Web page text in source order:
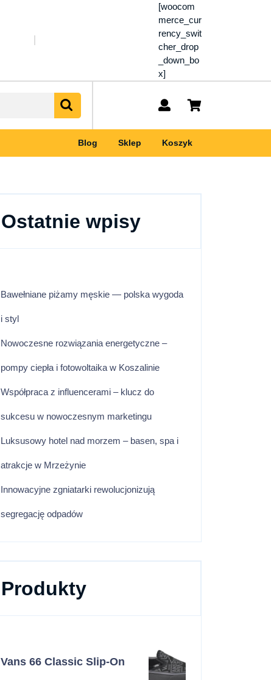
[woocom
merce_cur
rency_swit
cher_drop
_down_bo
x]
My
Blog Sklep Koszyk
Ostatnie wpisy
Bawełniane piżamy męskie — polska wygoda
i styl
Nowoczesne rozwiązania energetyczne –
pompy ciepła i fotowoltaika w Koszalinie
Współpraca z influencerami – klucz do
sukcesu w nowoczesnym marketingu
Luksusowy hotel nad morzem – basen, spa i
atrakcje w Mrzeżynie
Innowacyjne zgniatarki rewolucjonizują
segregację odpadów
Produkty
Vans 66 Classic Slip-On